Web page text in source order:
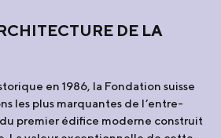
DE LA
en 1986, la Fondation suisse
les plus marquantes de l’entre-
premier édifice moderne construit